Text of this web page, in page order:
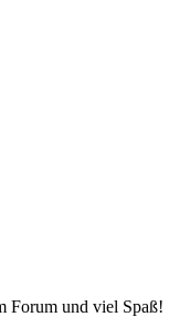
Forum und viel Spaß!